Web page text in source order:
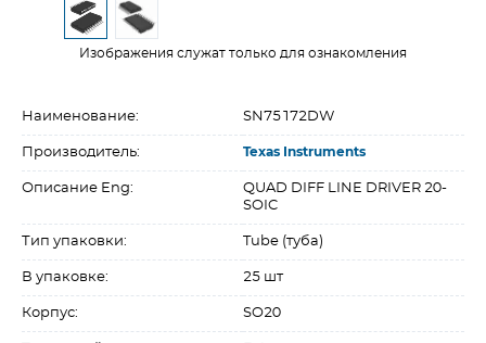
Изображения служат только для ознакомления
Наименование: SN75172DW
Производитель: Texas Instruments
Описание Eng:
QUAD DIFF LINE DRIVER 20-
SOIC
Тип упаковки: Tube (туба)
В упаковке: 25 шт
Корпус: SO20